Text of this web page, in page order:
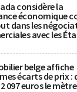
considère la
économique
dans les
avec les
belge affiche
écarts de prix :
097 euros le